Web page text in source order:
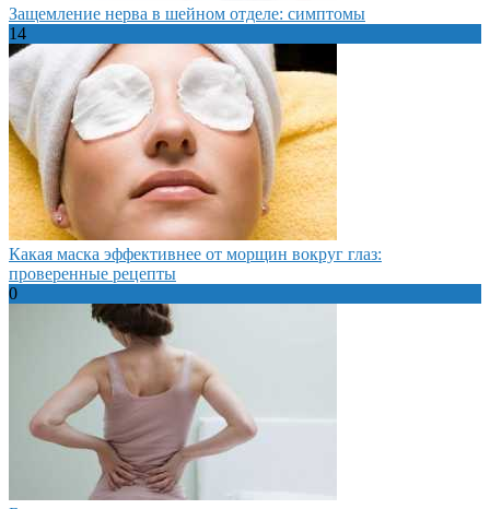
Защемление нерва в шейном отделе: симптомы
14
Какая маска эффективнее от морщин вокруг глаз:
проверенные рецепты
0